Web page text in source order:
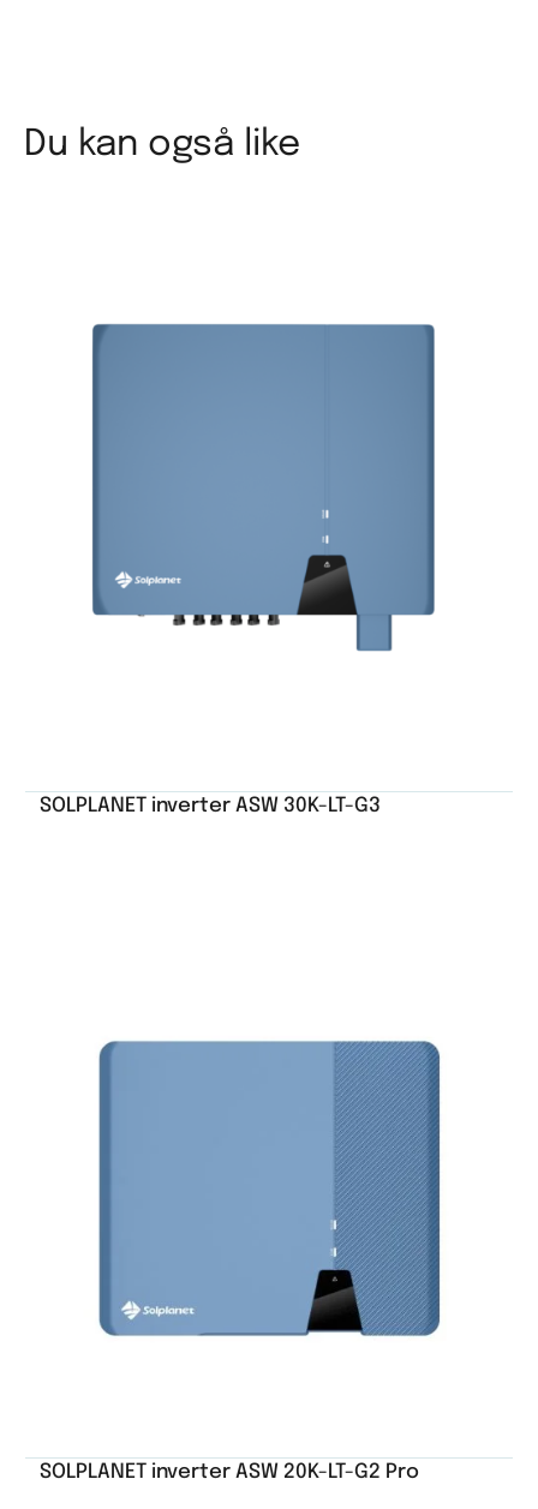
Du kan også like
SOLPLANET inverter ASW 30K-LT-G3
SOLPLANET inverter ASW 20K-LT-G2 Pro